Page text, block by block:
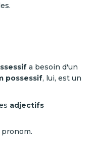
a besoin d'un
possessif, lui, est un
adjectifs